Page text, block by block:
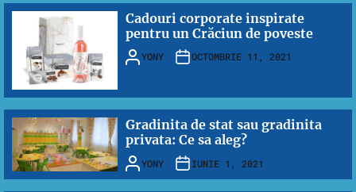
Cadouri corporate inspirate
pentru un Crăciun de poveste
YONY OCTOMBRIE 11, 2021
Gradinita de stat sau gradinita
privata: Ce sa aleg?
YONY IUNIE 1, 2021